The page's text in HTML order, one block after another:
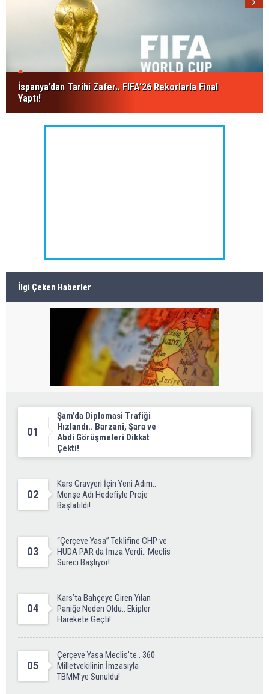
İspanya’dan Tarihi Zafer.. FIFA’26 Rekorlarla Final
Yaptı!
İlgi Çeken Haberler
01
Şam’da Diplomasi Trafiği
Hızlandı.. Barzani, Şara ve
Abdi Görüşmeleri Dikkat
Çekti!
02
Kars Gravyeri İçin Yeni Adım..
Menşe Adı Hedefiyle Proje
Başlatıldı!
03
“Çerçeve Yasa” Teklifine CHP ve
HÜDA PAR da İmza Verdi.. Meclis
Süreci Başlıyor!
04
Kars’ta Bahçeye Giren Yılan
Paniğe Neden Oldu.. Ekipler
Harekete Geçti!
05
Çerçeve Yasa Meclis’te.. 360
Milletvekilinin İmzasıyla
TBMM’ye Sunuldu!